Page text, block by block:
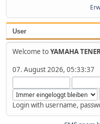
User
Welcome toYAMAHA
07. August 2026, 05:33:37
Login with username,